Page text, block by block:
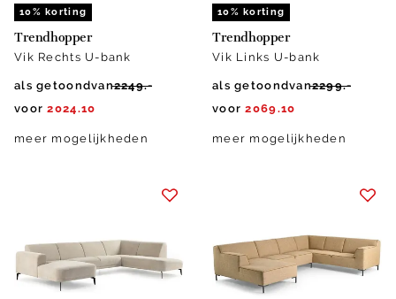
10% korting
Trendhopper
Vik Rechts U-bank
als getoondvan2249.-
voor 2024.10
meer mogelijkheden
10% korting
Trendhopper
Vik Links U-bank
als getoondvan2299.-
voor 2069.10
meer mogelijkheden